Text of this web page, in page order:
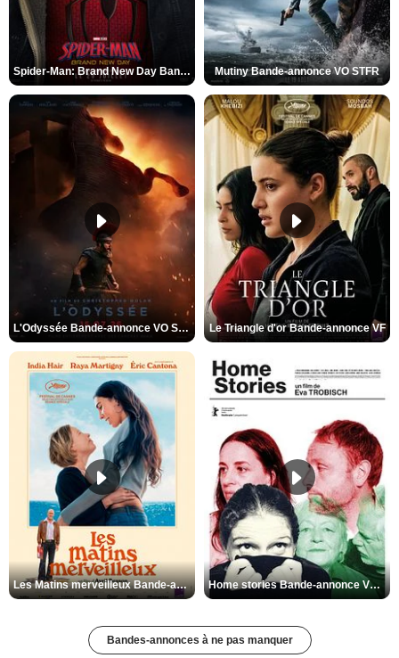
Spider-Man: Brand New Day Bande-annonce VO STFR Mutiny Bande-annonce VO STFR
L'Odyssée Bande-annonce VO STFR Le Triangle d'or Bande-annonce VF
Les Matins merveilleux Bande-annonce VF Home stories Bande-annonce VO STFR
Bandes-annonces à ne pas manquer